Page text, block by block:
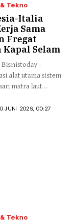
Tekno
Italia
Sama
Fregat
Kapal Selam
Bisnistoday -
alat utama sistem
matra laut
JUNI 2026, 00:27
Tekno